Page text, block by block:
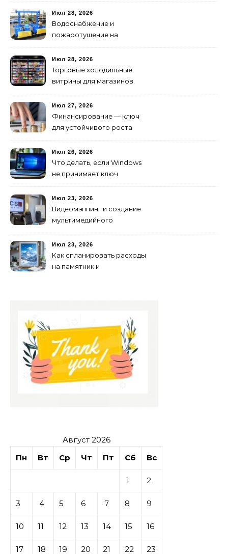
создание клипов
изменилось навсегда
Июл 28, 2026
Водоснабжение и
пожаротушение на
оборудование
предусмотреть заранее
Июл 28, 2026
Торговые холодильные
витрины для магазинов.
Июл 27, 2026
Финансирование — ключ
для устойчивого роста
Июл 26, 2026
Что делать, если Windows
не принимает ключ
Июл 23, 2026
Видеомэппинг и создание
мультимедийного
будущего для пространств
Июл 23, 2026
Как спланировать расходы
на памятник и
Август 2026
Пн
Вт Ср Чт Пт Сб Вс
1 2
3 4 5 6 7 8 9
10 11 12 13 14 15 16
17 18 19 20 21 22 23